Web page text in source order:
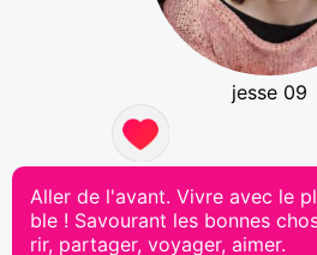
jesse 09
Aller de l'avant. Vivre avec le
ble ! Savourant les bonnes
rir, partager, voyager, aimer.